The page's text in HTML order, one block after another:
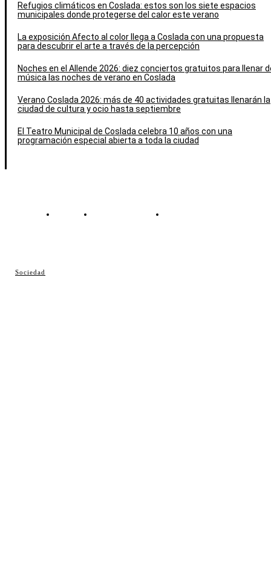
Sociedad
Refugios climáticos en Coslada: estos son los siete espacios
municipales donde protegerse del calor este verano
La exposición Afecto al color llega a Coslada con una propuesta
para descubrir el arte a través de la percepción
Noches en el Allende 2026: diez conciertos gratuitos para llenar
música las noches de verano en Coslada
Verano Coslada 2026: más de 40 actividades gratuitas llenarán la
ciudad de cultura y ocio hasta septiembre
El Teatro Municipal de Coslada celebra 10 años con una
programación especial abierta a toda la ciudad
Contacto Política de cookies